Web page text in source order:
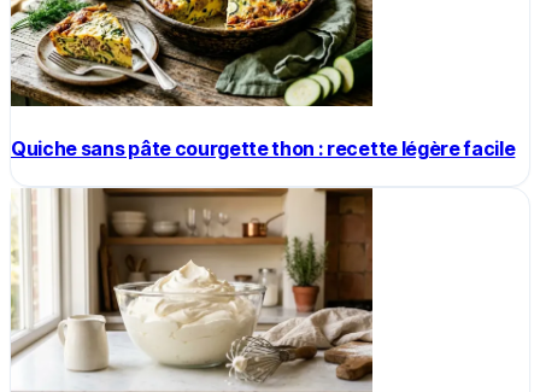
Quiche sans pâte courgette thon : recette légère facile